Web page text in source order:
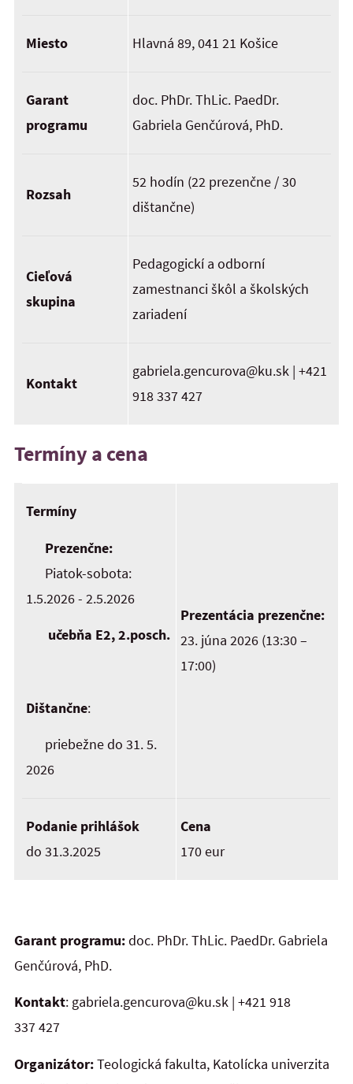
Miesto Hlavná 89, 041 21 Košice
Garant
programu
doc. PhDr. ThLic. PaedDr.
Gabriela Genčúrová, PhD.
Rozsah
52 hodín (22 prezenčne / 30
dištančne)
Cieľová
skupina
Pedagogickí a odborní
zamestnanci škôl a školských
zariadení
Kontakt
gabriela.gencurova@ku.sk | +421
918 337 427
Termíny a cena
Termíny
Prezenčne:
Piatok-sobota:
1.5.2026 - 2.5.2026
učebňa E2, 2.posch.
Dištančne:
priebežne do 31. 5.
2026
Prezentácia prezenčne:
23. júna 2026 (13:30 –
17:00)
Podanie prihlášok
do 31.3.2025
Cena
170 eur
Garant programu:doc. PhDr. ThLic. PaedDr. Gabriela
Genčúrová, PhD.
Kontakt: gabriela.gencurova@ku.sk | +421 918
337 427
Organizátor:Teologická fakulta, Katolícka univerzita